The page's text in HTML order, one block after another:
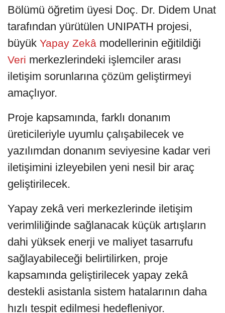
Bölümü öğretim üyesi Doç. Dr. Didem Unat
tarafından yürütülen UNIPATH projesi,
büyük Yapay Zekâ modellerinin eğitildiği
Veri merkezlerindeki işlemciler arası
iletişim sorunlarına çözüm geliştirmeyi
amaçlıyor.
Proje kapsamında, farklı donanım
üreticileriyle uyumlu çalışabilecek ve
yazılımdan donanım seviyesine kadar veri
iletişimini izleyebilen yeni nesil bir araç
geliştirilecek.
Yapay zekâ veri merkezlerinde iletişim
verimliliğinde sağlanacak küçük artışların
dahi yüksek enerji ve maliyet tasarrufu
sağlayabileceği belirtilirken, proje
kapsamında geliştirilecek yapay zekâ
destekli asistanla sistem hatalarının daha
hızlı tespit edilmesi hedefleniyor.